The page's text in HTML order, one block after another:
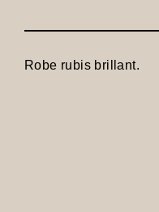
Robe rubis brillant.